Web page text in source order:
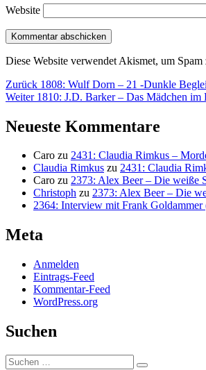
Website
Diese Website verwendet Akismet, um Spam
Beitragsnavigation
Zurück Vorheriger
Beitrag:
1808: Wulf Dorn – 21 -Dunkle
Weiter Nächster
1810: J.D. Barker – Das Mädchen
Neueste Kommentare
Caro zu 2431: Claudia Rimkus –
Claudia Rimkus zu 2431: Claudia
Caro zu 2373: Alex Beer – Die weiße
Christoph zu 2373: Alex Beer – Die
2364: Interview mit Frank
Meta
Anmelden
Eintrags-Feed
Kommentar-Feed
WordPress.org
Suchen
Suchen